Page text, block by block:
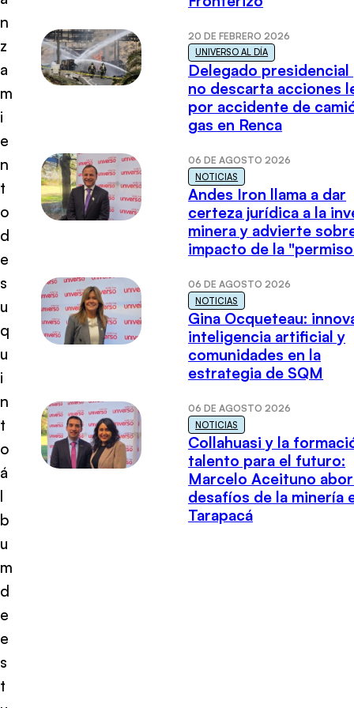
n
z
a
m
i
e
n
t
o
d
e
s
u
q
u
i
n
t
o
á
l
b
u
m
d
e
e
s
t
20 DE FEBRERO 2026
UNIVERSO AL DÍA
Delegado presidencial
no descarta acciones
por accidente de
gas en Renca
06 DE AGOSTO 2026
NOTICIAS
Andes Iron llama a dar
certeza jurídica a la
minera y advierte
impacto de la
06 DE AGOSTO 2026
NOTICIAS
Gina Ocqueteau:
inteligencia artificial y
comunidades en la
estrategia de SQM
06 DE AGOSTO 2026
NOTICIAS
Collahuasi y la
talento para el futuro:
Marcelo Aceituno
desafíos de la minería
Tarapacá